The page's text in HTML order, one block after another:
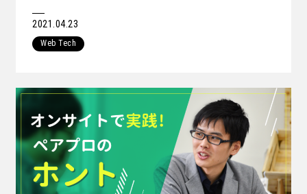
2021.04.23
Web Tech